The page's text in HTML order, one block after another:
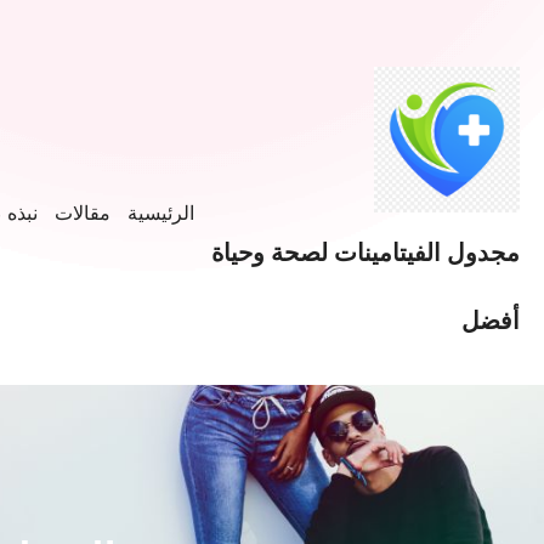
مجدول الفيتامينات لصحة وحياة
أفضل
الرئيسية مقالات نبذه